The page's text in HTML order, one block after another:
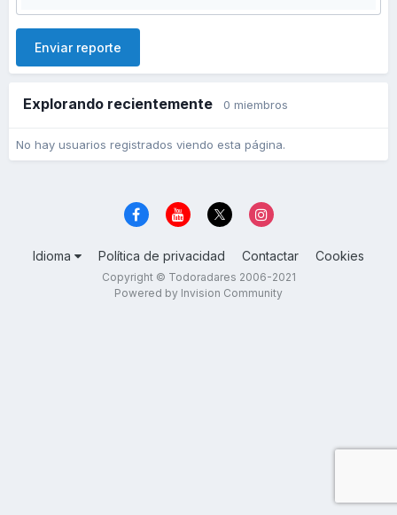
Enviar reporte
Explorando recientemente 0 miembros
No hay usuarios registrados viendo esta página.
Idioma Política de privacidad Contactar Cookies
Copyright © Todoradares 2006-2021
Powered by Invision Community